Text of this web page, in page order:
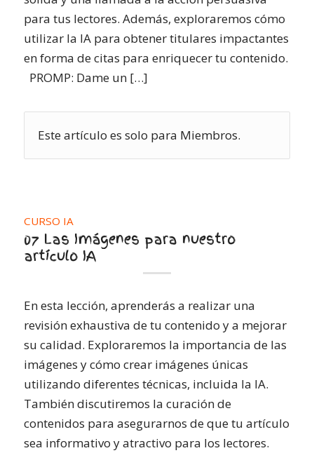
para tus lectores. Además, exploraremos cómo
utilizar la IA para obtener titulares impactantes
en forma de citas para enriquecer tu contenido.
PROMP: Dame un […]
Este artículo es solo para Miembros.
CURSO IA
07 Las Imágenes para nuestro
artículo IA
En esta lección, aprenderás a realizar una
revisión exhaustiva de tu contenido y a mejorar
su calidad. Exploraremos la importancia de las
imágenes y cómo crear imágenes únicas
utilizando diferentes técnicas, incluida la IA.
También discutiremos la curación de
contenidos para asegurarnos de que tu artículo
sea informativo y atractivo para los lectores.